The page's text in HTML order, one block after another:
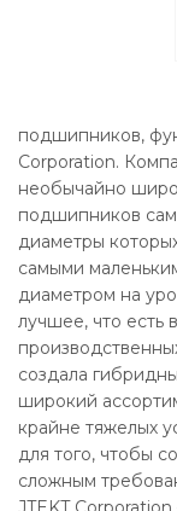
подшипников,
Corporation.
необычайно
подшипников
диаметры
самыми
диаметром на
лучшее, что есть
создала
широкий
крайне тяжелых
для того, чтобы
сложным